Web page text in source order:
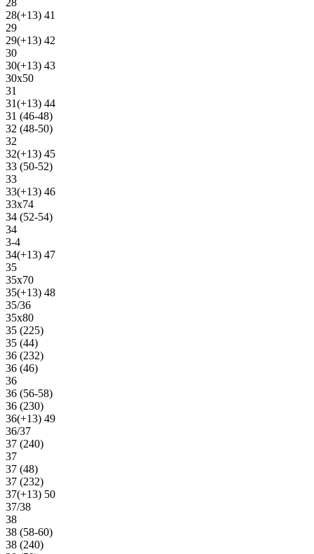
28(+13) 41
29
29(+13) 42
30
30(+13) 43
30х50
31
31(+13) 44
31 (46-48)
32 (48-50)
32
32(+13) 45
33 (50-52)
33
33(+13) 46
33х74
34 (52-54)
34
3-4
34(+13) 47
35
35х70
35(+13) 48
35/36
35х80
35 (225)
35 (44)
36 (232)
36 (46)
36
36 (56-58)
36 (230)
36(+13) 49
36/37
37 (240)
37
37 (48)
37 (232)
37(+13) 50
37/38
38
38 (58-60)
38 (240)